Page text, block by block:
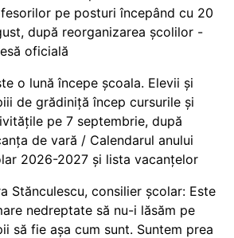
pe posturi începând cu 20
după reorganizarea școlilor -
oficială
o lună începe școala. Elevii și
de grădiniță încep cursurile și
pe 7 septembrie, după
de vară / Calendarul anului
2026-2027 și lista vacanțelor
Stănculescu, consilier școlar: Este
nedreptate să nu-i lăsăm pe
să fie așa cum sunt. Suntem prea